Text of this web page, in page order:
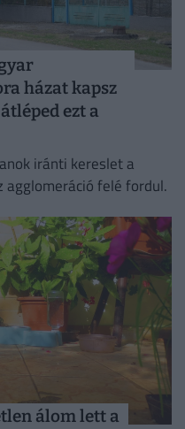
házat kapsz
ezt a
iránti kereslet a
felé fordul.
álom lett a